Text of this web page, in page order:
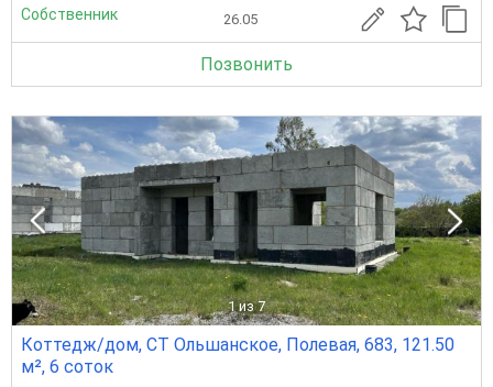
Собственник 26.05
Позвонить
1 из 7
Коттедж/дом, СТ Ольшанское, Полевая, 683, 121.50
м², 6 соток